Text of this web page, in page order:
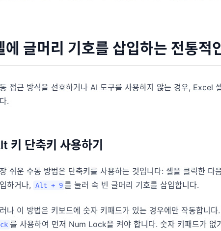
에 글머리 기호를 삽입하는 전통적
접근 방식을 선호하거나 AI 도구를 사용하지 않는 경우, Excel
.
키 단축키 사용하기
쉬운 수동 방법은 단축키를 사용하는 것입니다: 셀을 클릭한 다
하거나,
Alt + 9 를 눌러 속 빈 글머리 기호를 삽입합니다.
나 이 방법은 키보드에 숫자 키패드가 있는 경우에만 작동합니다
를 사용하여 먼저 Num Lock을 켜야 합니다. 숫자 키패드가